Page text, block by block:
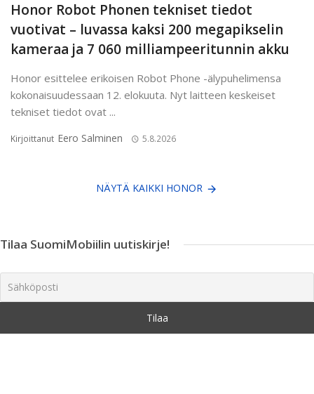
Honor Robot Phonen tekniset tiedot
vuotivat – luvassa kaksi 200 megapikselin
kameraa ja 7 060 milliampeeritunnin akku
Honor esittelee erikoisen Robot Phone -älypuhelimensa
kokonaisuudessaan 12. elokuuta. Nyt laitteen keskeiset
tekniset tiedot ovat ...
Kirjoittanut Eero Salminen 5.8.2026
NÄYTÄ KAIKKI HONOR
Tilaa SuomiMobiilin uutiskirje!